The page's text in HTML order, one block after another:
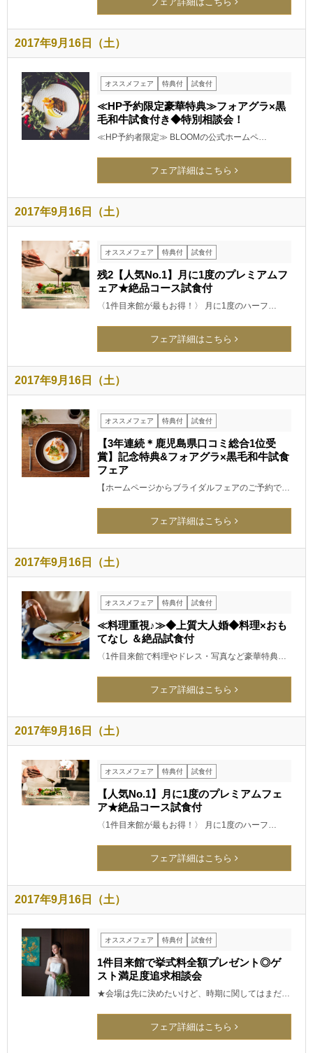
2017年9月16日（土）
オススメフェア 特典付 試食付
≪HP予約限定豪華特典≫フォアグラ×黒
毛和牛試食付き◆特別相談会！
≪HP予約者限定≫ BLOOMの公式ホームペ…
フェア詳細はこちら
2017年9月16日（土）
オススメフェア 特典付 試食付
残2【人気No.1】月に1度のプレミアムフ
ェア★絶品コース試食付
〈1件目来館が最もお得！〉 月に1度のハーフ…
フェア詳細はこちら
2017年9月16日（土）
オススメフェア 特典付 試食付
【3年連続＊鹿児島県口コミ総合1位受
賞】記念特典&フォアグラ×黒毛和牛試食
フェア
【ホームページからブライダルフェアのご予約で…
フェア詳細はこちら
2017年9月16日（土）
オススメフェア 特典付 試食付
≪料理重視♪≫◆上質大人婚◆料理×おも
てなし ＆絶品試食付
〈1件目来館で料理やドレス・写真など豪華特典…
フェア詳細はこちら
2017年9月16日（土）
オススメフェア 特典付 試食付
【人気No.1】月に1度のプレミアムフェ
ア★絶品コース試食付
〈1件目来館が最もお得！〉 月に1度のハーフ…
フェア詳細はこちら
2017年9月16日（土）
オススメフェア 特典付 試食付
1件目来館で挙式料全額プレゼント◎ゲ
スト満足度追求相談会
★会場は先に決めたいけど、時期に関してはまだ…
フェア詳細はこちら